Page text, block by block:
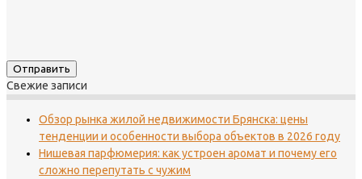
Свежие записи
Обзор рынка жилой недвижимости Брянска: цены
тенденции и особенности выбора объектов в 2026 году
Нишевая парфюмерия: как устроен аромат и почему его
сложно перепутать с чужим